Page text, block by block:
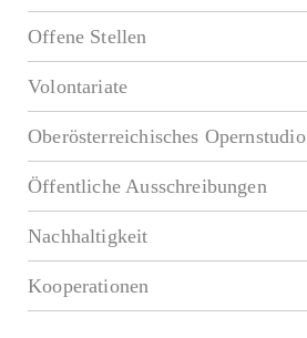
Offene Stellen
Volontariate
Oberösterreichisches Opernstudio
Öffentliche Ausschreibungen
Nachhaltigkeit
Kooperationen